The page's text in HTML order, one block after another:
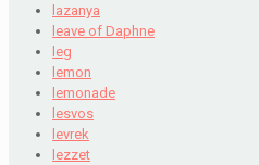
lazanya
leave of Daphne
leg
lemon
lemonade
lesvos
levrek
lezzet